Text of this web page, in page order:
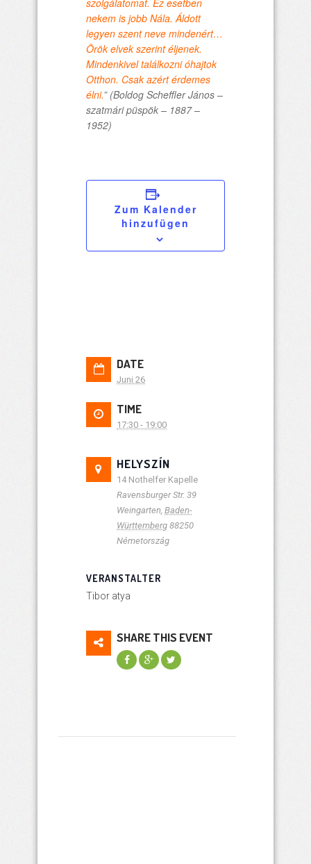
szolgálatomat. Ez esetben
nekem is jobb Nála. Áldott
legyen szent neve mindenért…
Örök elvek szerint éljenek.
Mindenkivel találkozni óhajtok
Otthon. Csak azért érdemes
élni.” (Boldog Scheffler János –
szatmári püspök – 1887 –
1952)
Zum Kalender
hinzufügen
DATE
Juni 26
TIME
17:30 - 19:00
HELYSZÍN
14 Nothelfer Kapelle
Ravensburger Str. 39
Weingarten, Baden-
Württemberg 88250
Németország
VERANSTALTER
Tibor atya
SHARE THIS EVENT